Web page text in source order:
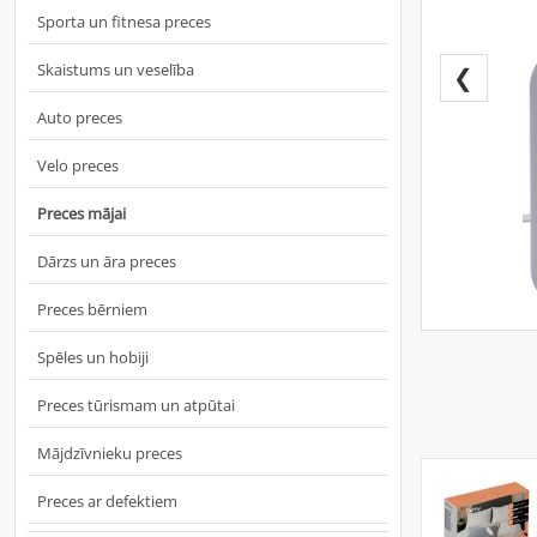
Sporta un fitnesa preces
Skaistums un veselība
Auto preces
Velo preces
Preces mājai
Dārzs un āra preces
Preces bērniem
Spēles un hobiji
Preces tūrismam un atpūtai
Mājdzīvnieku preces
Preces ar defektiem
❮